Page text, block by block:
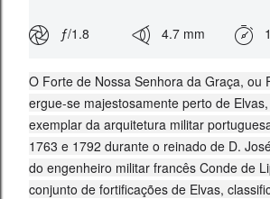
ƒ/1.8 4.7 mm
O Forte de Nossa Senhora da Graça, ou
ergue-se majestosamente perto de
exemplar da arquitetura militar
1763 e 1792 durante o reinado de D.
do engenheiro militar francês Conde de
conjunto de fortificações de Elvas,